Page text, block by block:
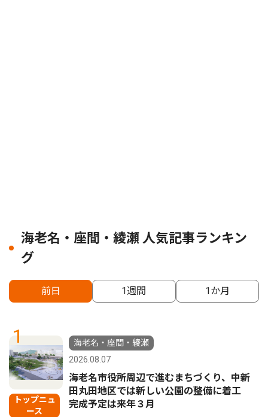
海老名・座間・綾瀬 人気記事ランキン
グ
前日 1週間 1か月
1
トップニュ
ース
海老名・座間・綾瀬
2026.08.07
海老名市役所周辺で進むまちづくり、中新
田丸田地区では新しい公園の整備に着工
完成予定は来年３月